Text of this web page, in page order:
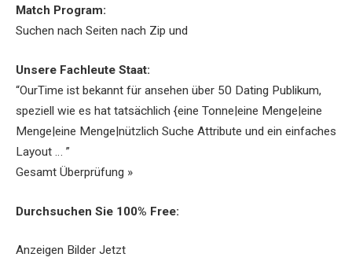
Match Program:
Suchen nach Seiten nach Zip und
Unsere Fachleute Staat:
“OurTime ist bekannt für ansehen über 50 Dating Publikum,
speziell wie es hat tatsächlich {eine Tonne|eine Menge|eine
Menge|eine Menge|nützlich Suche Attribute und ein einfaches
Layout … ”
Gesamt Überprüfung »
Durchsuchen Sie 100% Free:
Anzeigen Bilder Jetzt